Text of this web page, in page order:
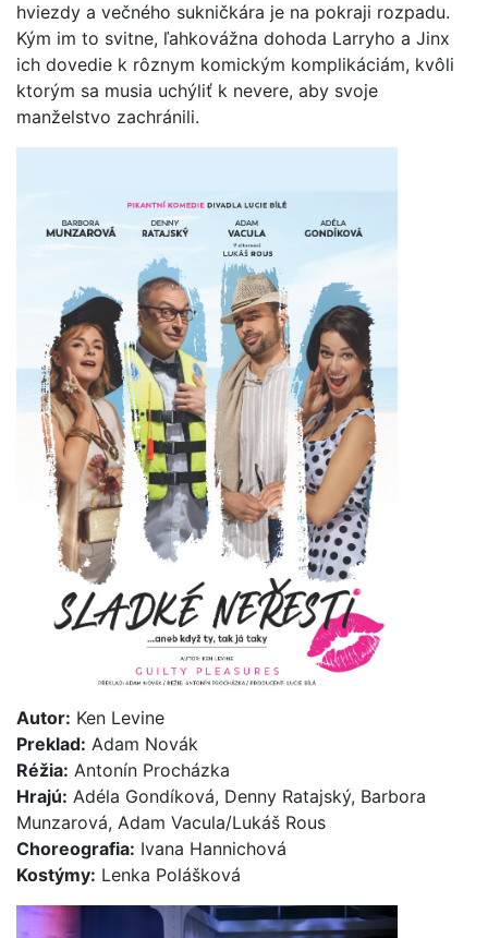
hviezdy a večného sukničkára je na pokraji rozpadu.
Kým im to svitne, ľahkovážna dohoda Larryho a Jinx
ich dovedie k rôznym komickým komplikáciám, kvôli
ktorým sa musia uchýliť k nevere, aby svoje
manželstvo zachránili.
Autor: Ken Levine
Preklad: Adam Novák
Réžia: Antonín Procházka
Hrajú: Adéla Gondíková, Denny Ratajský, Barbora
Munzarová, Adam Vacula/Lukáš Rous
Choreografia: Ivana Hannichová
Kostýmy: Lenka Polášková